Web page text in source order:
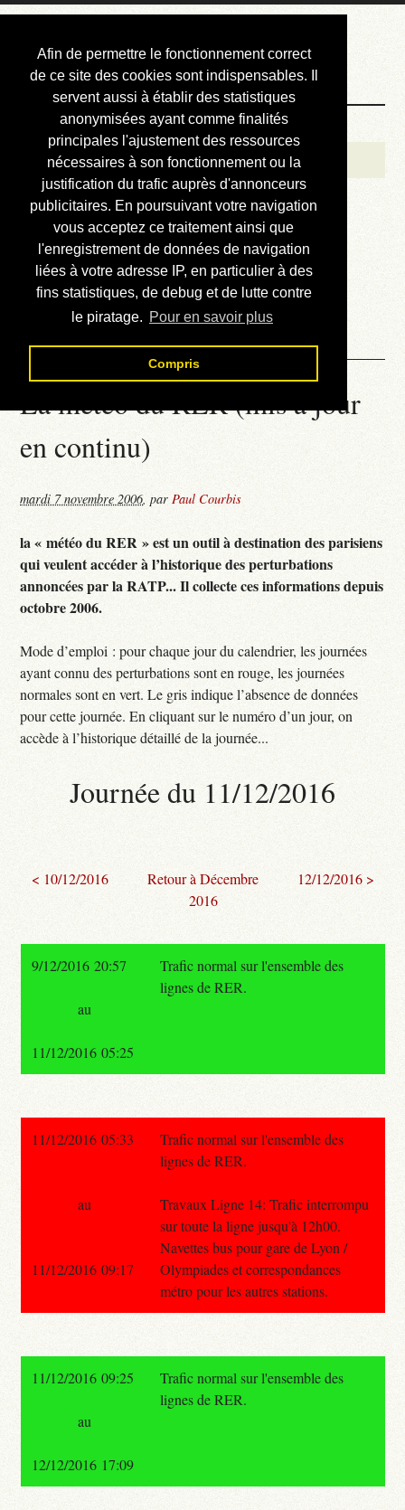
Afin de permettre le fonctionnement correct
de ce site des cookies sont indispensables. Il
servent aussi à établir des statistiques
anonymisées ayant comme finalités
principales l'ajustement des ressources
nécessaires à son fonctionnement ou la
justification du trafic auprès d'annonceurs
publicitaires. En poursuivant votre navigation
vous acceptez ce traitement ainsi que
l'enregistrement de données de navigation
liées à votre adresse IP, en particulier à des
fins statistiques, de debug et de lutte contre
le piratage. Pour en savoir plus
Compris
Courbis, « LE »
Blog Officiel
Bienvenue
Réalisations
Divers (et d’été)
Annonces
Liens externes
Téléchargement
Contact
La météo du RER (mis à jour
en continu)
mardi 7 novembre 2006,parPaul Courbis
la « météo du RER » est un outil à destination des parisiens
qui veulent accéder à l’historique des perturbations
annoncées par la RATP... Il collecte ces informations depuis
octobre 2006.
Mode d’emploi : pour chaque jour du calendrier, les journées
ayant connu des perturbations sont en rouge, les journées
normales sont en vert. Le gris indique l’absence de données
pour cette journée. En cliquant sur le numéro d’un jour, on
accède à l’historique détaillé de la journée...
Journée du 11/12/2016
< 10/12/2016
Retour à Décembre
2016
12/12/2016 >
9/12/2016 20:57
Trafic normal sur l'ensemble des
lignes de RER.
au
11/12/2016 05:25
11/12/2016 05:33
Trafic normal sur l'ensemble des
lignes de RER.
Travaux Ligne 14: Trafic interrompu
sur toute la ligne jusqu'à 12h00.
Navettes bus pour gare de Lyon /
Olympiades et correspondances
métro pour les autres stations.
au
11/12/2016 09:17
11/12/2016 09:25
Trafic normal sur l'ensemble des
lignes de RER.
au
12/12/2016 17:09